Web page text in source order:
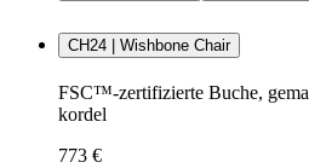
CH24 | Wishbone Chair
FSC™-zertifizierte Buche,
kordel
773 €